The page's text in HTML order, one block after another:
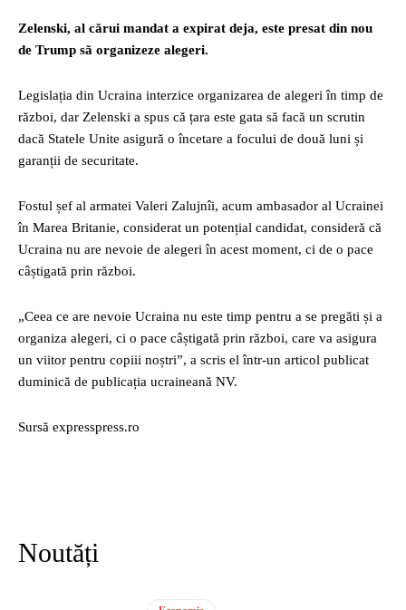
Zelenski, al cărui mandat a expirat deja, este presat din nou
de Trump să organizeze alegeri.
Legislația din Ucraina interzice organizarea de alegeri în timp de
război, dar Zelenski a spus că țara este gata să facă un scrutin
dacă Statele Unite asigură o încetare a focului de două luni și
garanții de securitate.
Fostul șef al armatei Valeri Zalujnîi, acum ambasador al Ucrainei
în Marea Britanie, considerat un potențial candidat, consideră că
Ucraina nu are nevoie de alegeri în acest moment, ci de o pace
câștigată prin război.
„Ceea ce are nevoie Ucraina nu este timp pentru a se pregăti și a
organiza alegeri, ci o pace câștigată prin război, care va asigura
un viitor pentru copiii noștri”, a scris el într-un articol publicat
duminică de publicația ucraineană NV.
Sursă expresspress.ro
Noutăți